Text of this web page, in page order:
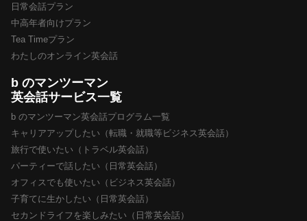
日常会話プラン
中高年者向けプラン
Tea Timeプラン
わたしのオンライン英会話
b のマンツーマン
英会話サービス一覧
b のマンツーマン英会話プログラム一覧
キャリアアップしたい（転職・就職等ビジネス英会話）
旅行で使いたい（トラベル英会話）
パーティーで話したい（日常英会話）
オフィスでも使いたい（ビジネス英会話）
子育てに生かしたい（日常英会話）
セカンドライフを楽しみたい（日常英会話）